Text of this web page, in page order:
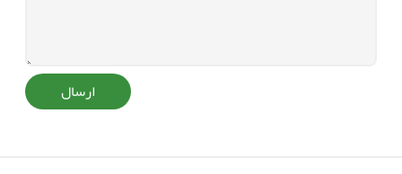
ارسال